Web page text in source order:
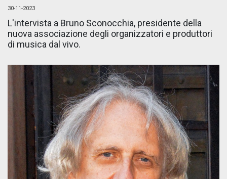
30-11-2023
L'intervista a Bruno Sconocchia, presidente della
nuova associazione degli organizzatori e produttori
di musica dal vivo.